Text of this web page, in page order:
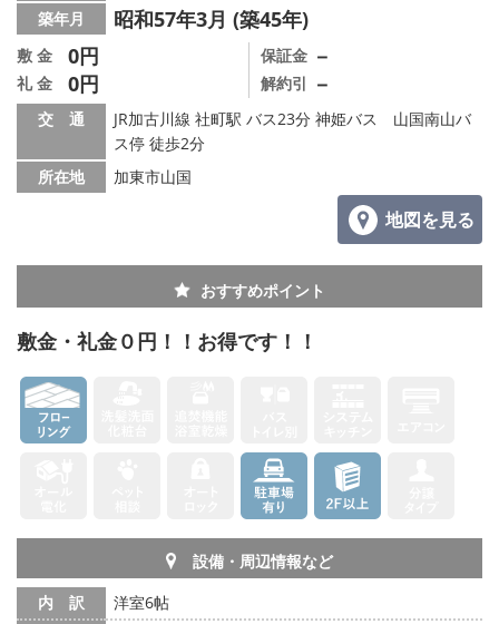
メールでお問い合わせ
築年月 昭和57年3月 (築45年)
敷 金 0円
礼 金 0円
保証金 －
解約引 －
交 通
JR加古川線 社町駅 バス23分 神姫バス 山国南山バ
ス停 徒歩2分
所在地
加東市山国
地図を見る
おすすめポイント
敷金・礼金０円！！お得です！！
設備・周辺情報など
内 訳
洋室6帖